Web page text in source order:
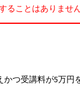
ることはありません
かつ受講料が5万円